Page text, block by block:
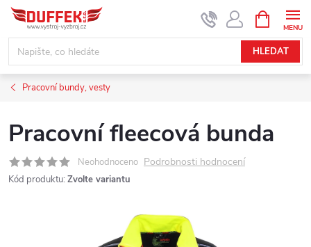
Přejít
obsah
HLEDAT
NÁKUPNÍ
KOŠÍK
Pracovní bundy, vesty
Pracovní fleecová bunda
Neohodnoceno Podrobnosti hodnocení
Kód produktu: Zvolte variantu